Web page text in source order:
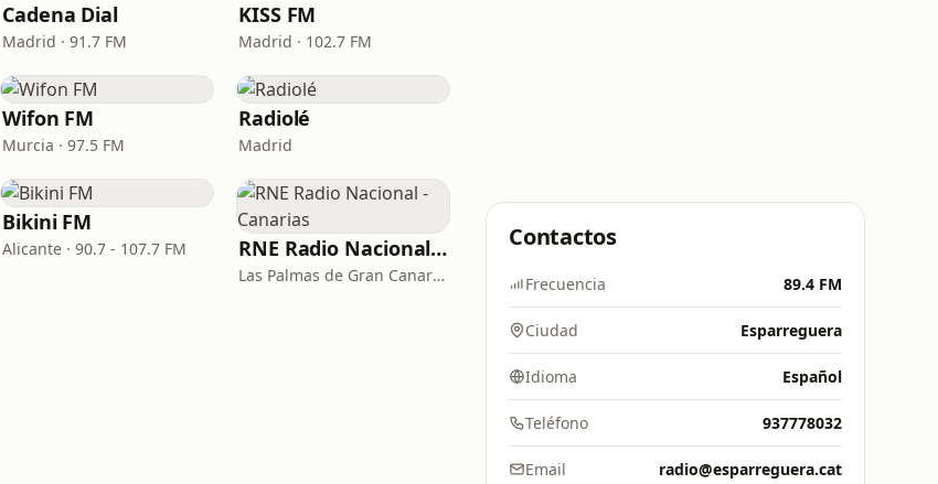
Cadena Dial
Madrid · 91.7 FM
KISS FM
Madrid · 102.7 FM
Wifon FM
Murcia · 97.5 FM
Radiolé
Madrid
Bikini FM
Alicante · 90.7 - 107.7 FM RNE Radio Nacional - Canarias
Las Palmas de Gran Canaria · 92.8 FM
Contactos
Frecuencia 89.4 FM
Ciudad Esparreguera
Idioma Español
Teléfono 937778032
Email radio@esparreguera.cat